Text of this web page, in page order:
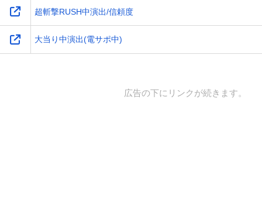
超斬撃RUSH中演出/信頼度
大当り中演出(電サポ中)
広告の下にリンクが続きます。